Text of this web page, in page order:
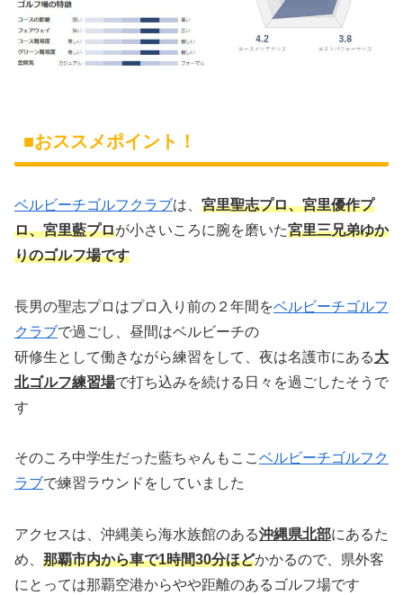
■おススメポイント！
ベルビーチゴルフクラブは、 宮里聖志プロ、宮里優作プ
ロ、宮里藍プロが小さいころに腕を磨いた宮里三兄弟ゆか
りのゴルフ場です
長男の聖志プロはプロ入り前の２年間をベルビーチゴルフ
クラブで過ごし、昼間はベルビーチの
研修生として働きながら練習をして、夜は名護市にある大
北ゴルフ練習場で打ち込みを続ける日々を過ごしたそうで
す
そのころ中学生だった藍ちゃんもここ ベルビーチゴルフク
ラブで練習ラウンドをしていました
アクセスは、沖縄美ら海水族館のある沖縄県北部にあるた
め、 那覇市内から車で1時間30分ほどかかるので、県外客
にとっては那覇空港からやや距離のあるゴルフ場です